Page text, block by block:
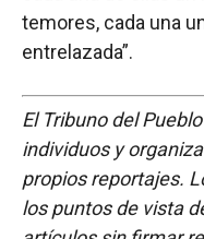
temores, cada una
entrelazada”.
El Tribuno del
individuos y
propios reportajes.
los puntos de vista